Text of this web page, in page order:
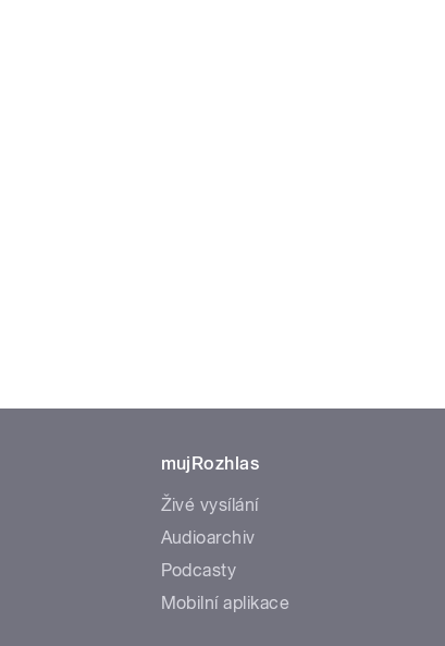
mujRozhlas
Živé vysílání
Audioarchiv
Podcasty
Mobilní aplikace